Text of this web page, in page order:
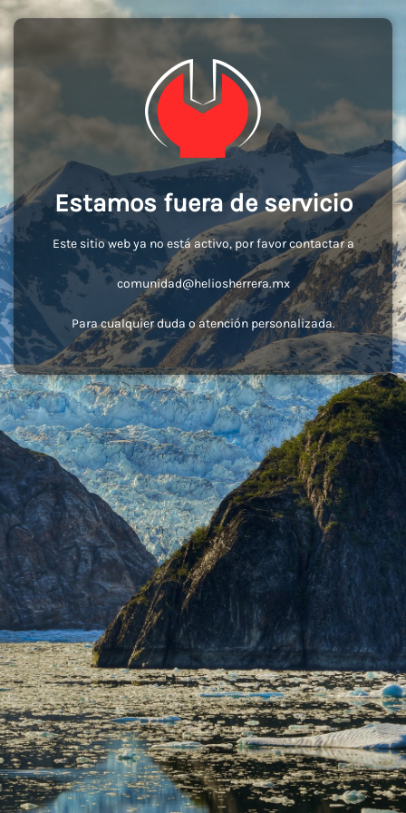
Estamos fuera de servicio
Este sitio web ya no está activo, por favor contactar a
comunidad@heliosherrera.mx
Para cualquier duda o atención personalizada.